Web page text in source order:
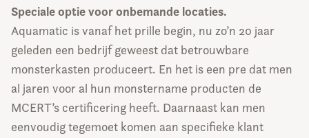
Speciale optie voor onbemande locaties.
Aquamatic is vanaf het prille begin, nu zo’n 20 jaar
geleden een bedrijf geweest dat betrouwbare
monsterkasten produceert. En het is een pre dat men
al jaren voor al hun monstername producten de
MCERT’s certificering heeft. Daarnaast kan men
eenvoudig tegemoet komen aan specifieke klant